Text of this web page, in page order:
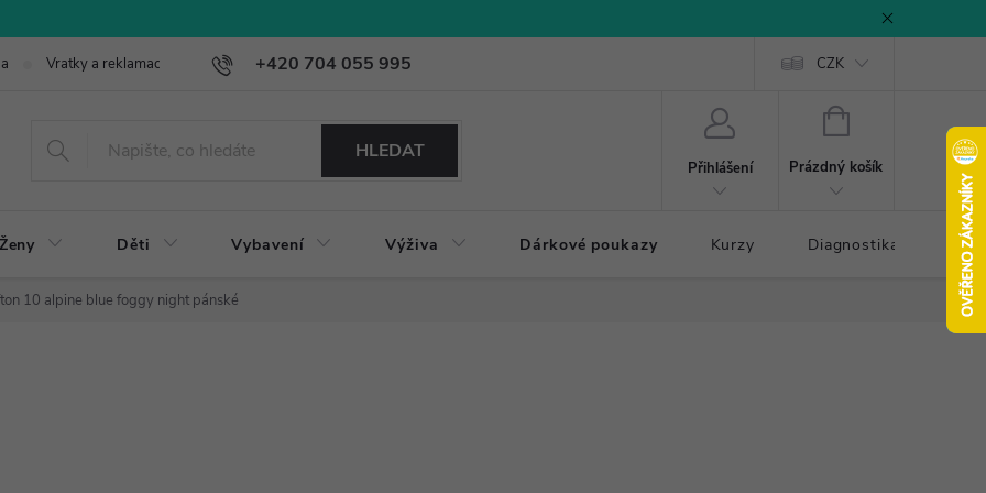
+420 704 055 995
Vratky a reklamace CZK
HLEDAT
Přihlášení
NÁKUPNÍ
Prázdný košík
Ženy Děti Vybavení Výživa Dárkové poukazy Kurzy Diagnostika došlapu
10 alpine blue foggy night pánské